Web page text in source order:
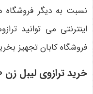
نسبت به دیگر
اینترنتی می ‌توانید
فروشگاه کابان تجهیز
خرید ترازوی لیبل زن 70 کیلویی